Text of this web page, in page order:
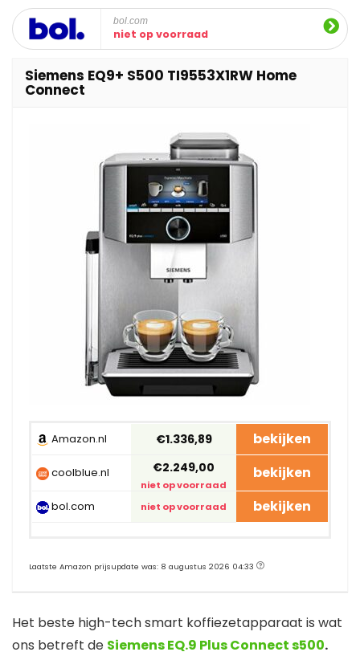
bol.com
niet op voorraad
Siemens EQ9+ S500 TI9553X1RW Home
Connect
Amazon.nl €1.336,89 bekijken
coolblue.nl €2.249,00
niet op voorraad
bekijken
bol.com niet op voorraad bekijken
Laatste Amazon prijsupdate was: 8 augustus 2026 04:33
Het beste high-tech smart koffiezetapparaat is wat
ons betreft de Siemens EQ.9 Plus Connect s500.